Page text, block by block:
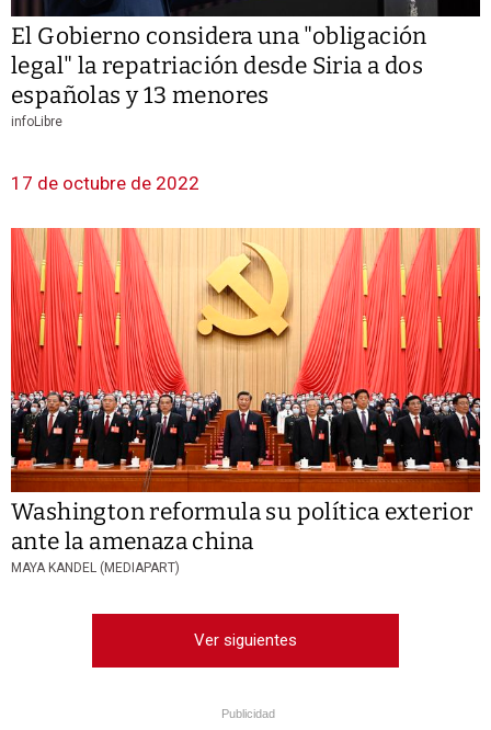
El Gobierno considera una "obligación
legal" la repatriación desde Siria a dos
españolas y 13 menores
infoLibre
17 de octubre de 2022
Washington reformula su política exterior
ante la amenaza china
MAYA KANDEL (MEDIAPART)
Ver siguientes
Publicidad